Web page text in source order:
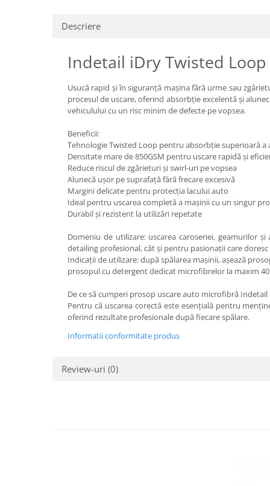
Descriere
Indetail iDry Twisted
Usucă rapid și în siguranță mașina fără urme sau
procesul de uscare, oferind absorbție excelentă și
vehiculului cu un risc minim de defecte pe vopsea.
Beneficii:
Tehnologie Twisted Loop pentru absorbție superioară a
Densitate mare de 850GSM pentru uscare rapidă și
Reduce riscul de zgârieturi și swirl-uri pe vopsea
Alunecă ușor pe suprafață fără frecare excesivă
Margini delicate pentru protecția lacului auto
Ideal pentru uscarea completă a mașinii cu un singur
Durabil și rezistent la utilizări repetate
Domeniu de utilizare: uscarea caroseriei, geamurilor
detailing profesional, cât și pentru pasionații care
Indicații de utilizare: după spălarea mașinii, așează
prosopul cu detergent dedicat microfibrelor la maxim
De ce să cumperi prosop uscare auto microfibră Indetail
Pentru că uscarea corectă este esențială pentru
oferind rezultate profesionale după fiecare spălare.
Informatii conformitate produs
Review-uri (0)